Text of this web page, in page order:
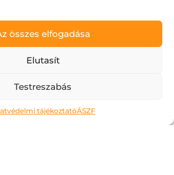
összes elfogadása
Elutasít
Testreszabás
tájékoztatóÁSZF